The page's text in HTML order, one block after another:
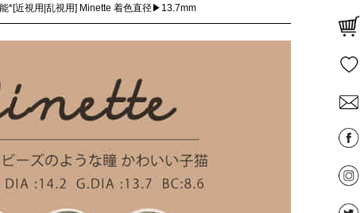
*[近視用|乱視用] Minette 着色直径▶13.7mm